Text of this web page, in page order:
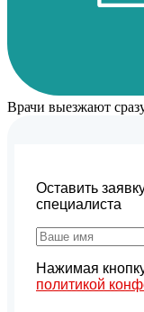
Врачи выезжают
Оставить
специалиста
Нажимая
политикой